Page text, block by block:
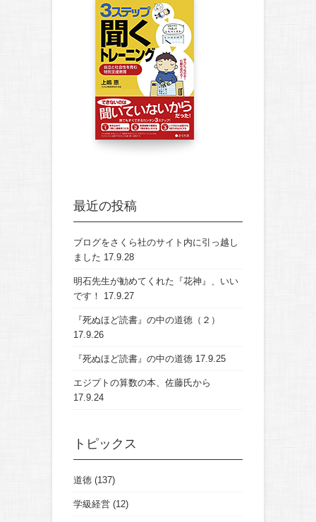
最近の投稿
ブログをさくら社のサイト内に引っ越し
ました 17.9.28
明石先生が勧めてくれた『花神』、いい
です！
17.9.27
『死ぬほど読書』の中の道徳（２）
17.9.26
『死ぬほど読書』の中の道徳 17.9.25
エジプトの算数の本、佐藤氏から
17.9.24
トピックス
道徳 (137)
学級経営 (12)